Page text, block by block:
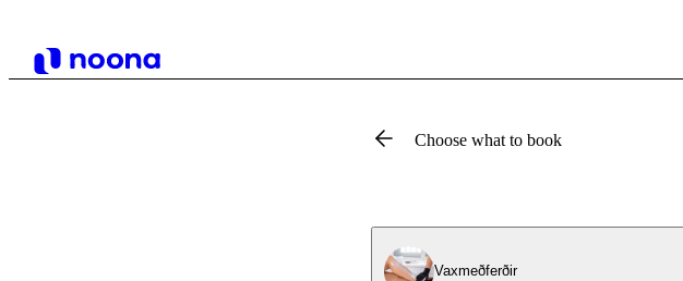
Choose what to book
Vaxmeðferðir